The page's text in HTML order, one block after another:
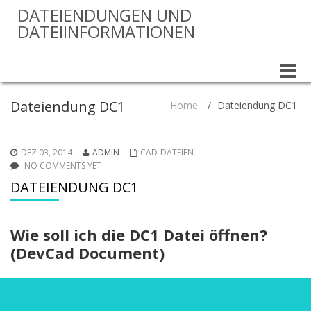
DATEIENDUNGEN UND
DATEIINFORMATIONEN
Toggle
Dateiendung DC1 Home / Dateiendung DC1
DEZ 03, 2014 ADMIN
CAD-DATEIEN
NO COMMENTS YET
DATEIENDUNG DC1
Wie soll ich die DC1 Datei öffnen?
(DevCad Document)